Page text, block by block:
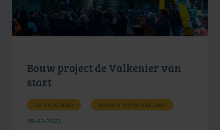
Bouw project de Valkenier van
start
DE VALKENIER BOUW & ONTWIKKELING
09-11-2022